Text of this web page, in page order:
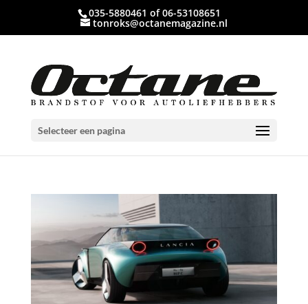
035-5880461 of 06-53108651
tonroks@octanemagazine.nl
Selecteer een pagina